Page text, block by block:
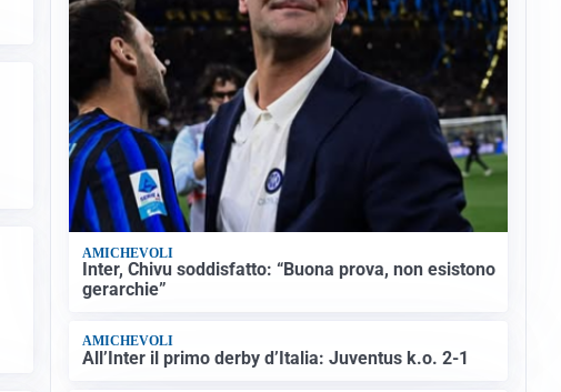
AMICHEVOLI
Inter, Chivu soddisfatto: “Buona prova, non esistono
gerarchie”
AMICHEVOLI
All’Inter il primo derby d’Italia: Juventus k.o. 2-1